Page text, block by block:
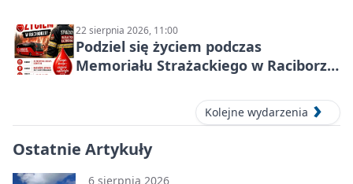
22 sierpnia 2026, 11:00
Podziel się życiem podczas
Memoriału Strażackiego w Raciborzu
Kolejne wydarzenia
Ostatnie Artykuły
6 sierpnia 2026